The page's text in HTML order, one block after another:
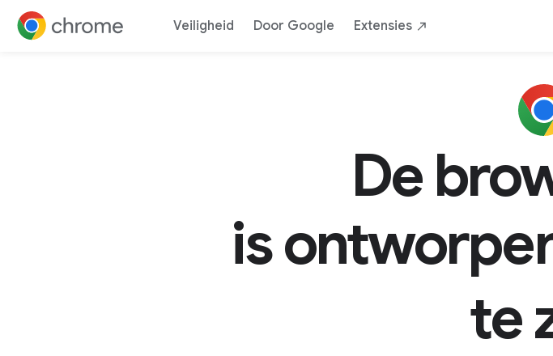
Veiligheid Door Google Extensies
Snel Beveiligd
De
is ontworpen
te